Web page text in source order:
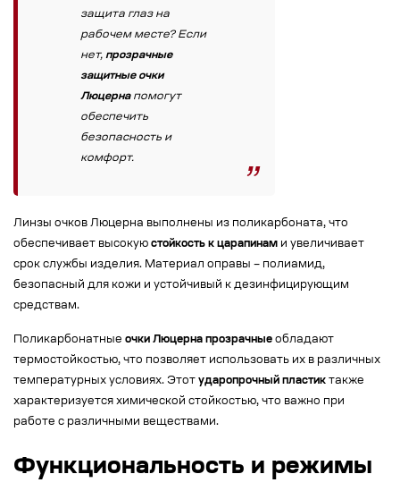
защита глаз на
рабочем месте? Если
нет, прозрачные
защитные очки
Люцернапомогут
обеспечить
безопасность и
комфорт.
Линзы очков Люцерна выполнены из поликарбоната, что
обеспечивает высокую стойкость к царапинам и увеличивает
срок службы изделия. Материал оправы – полиамид,
безопасный для кожи и устойчивый к дезинфицирующим
средствам.
Поликарбонатные очки Люцерна прозрачные обладают
термостойкостью, что позволяет использовать их в различных
температурных условиях. Этот ударопрочный пластик также
характеризуется химической стойкостью, что важно при
работе с различными веществами.
Функциональность и режимы